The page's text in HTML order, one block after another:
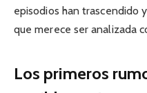
episodios han trascendido
que merece ser analizada
Los primeros